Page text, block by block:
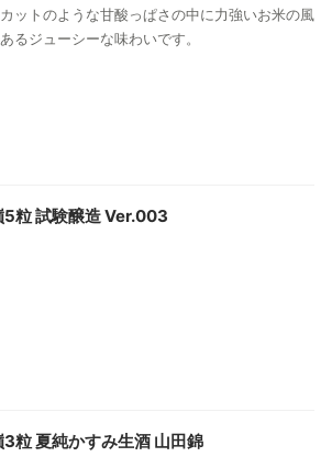
ットのような甘酸っぱさの中に力強いお米の風
るジューシーな味わいです。
5粒 試験醸造 Ver.003
3粒 夏純かすみ生酒 山田錦